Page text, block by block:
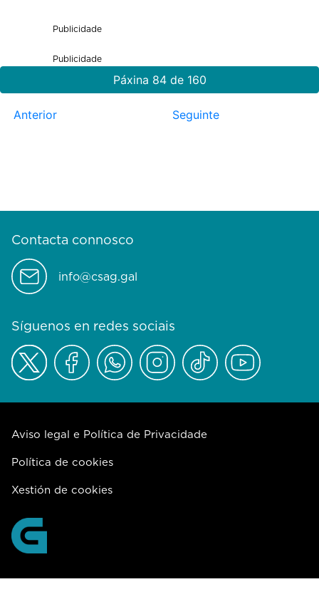
Publicidade
Publicidade
Páxina 84 de 160
Anterior Seguinte
Contacta connosco
info@csag.gal
Síguenos en redes sociais
Aviso legal e Política de Privacidade
Política de cookies
Xestión de cookies